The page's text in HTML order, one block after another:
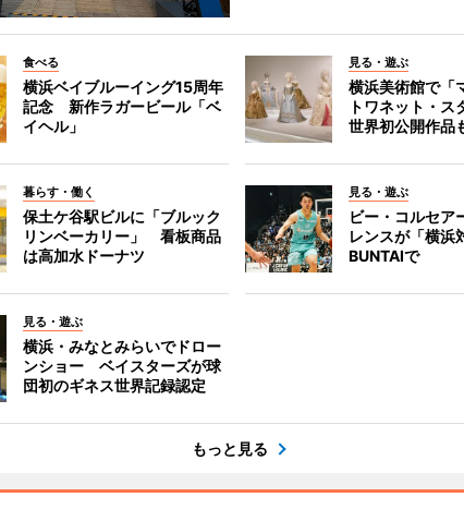
食べる
横浜ベイブルーイング15周年
記念 新作ラガービール「ベ
イヘル」
見る・遊ぶ
横浜美術館で「
トワネット・
世界初公開作品
暮らす・働く
保土ケ谷駅ビルに「ブルック
リンベーカリー」 看板商品
は高加水ドーナツ
見る・遊ぶ
ビー・コルセア
レンスが「横
BUNTAIで
見る・遊ぶ
横浜・みなとみらいでドロー
ンショー ベイスターズが球
団初のギネス世界記録認定
もっと見る